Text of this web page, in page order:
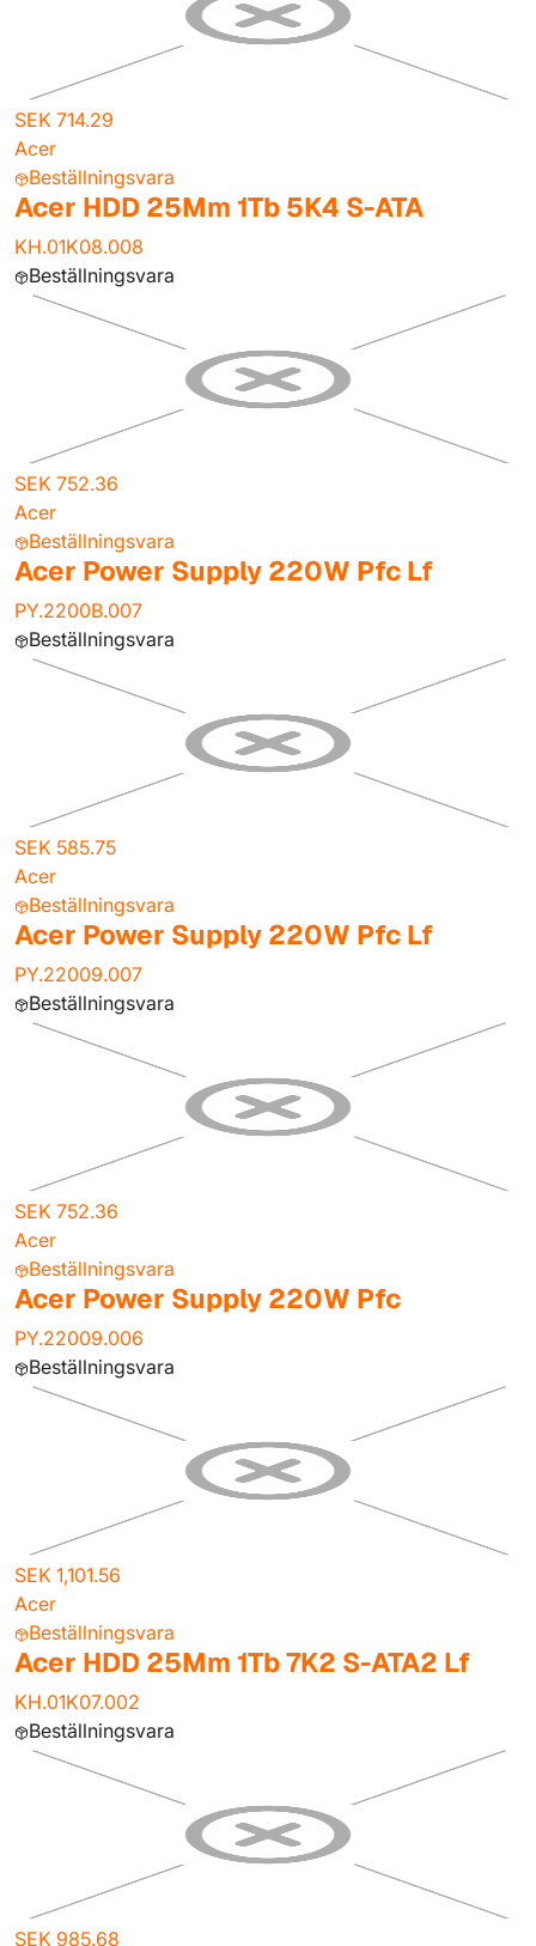
SEK 714.29
Acer
Beställningsvara
Acer HDD 25Mm 1Tb 5K4 S-ATA
KH.01K08.008
Beställningsvara
SEK 752.36
Acer
Beställningsvara
Acer Power Supply 220W Pfc Lf
PY.2200B.007
Beställningsvara
SEK 585.75
Acer
Beställningsvara
Acer Power Supply 220W Pfc Lf
PY.22009.007
Beställningsvara
SEK 752.36
Acer
Beställningsvara
Acer Power Supply 220W Pfc
PY.22009.006
Beställningsvara
SEK 1,101.56
Acer
Beställningsvara
Acer HDD 25Mm 1Tb 7K2 S-ATA2 Lf
KH.01K07.002
Beställningsvara
SEK 985.68